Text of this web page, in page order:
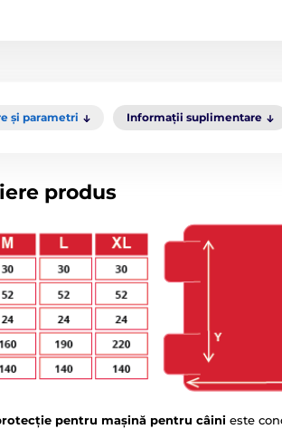
și parametri Informații suplimentare
produs
pentru mașină pentru câini este